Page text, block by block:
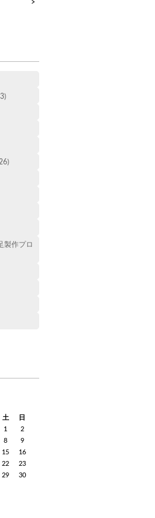
製作プロ
土
日
1
2
8
9
15
16
22
23
29
30